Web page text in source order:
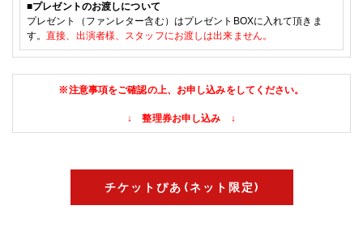
■プレゼントのお渡しについて
プレゼント（ファンレター含む）はプレゼントBOXに入れて頂きま
す。直接、出演者様、スタッフにお渡しは出来ません。
※注意事項をご確認の上、お申し込みをしてください。
↓ 整理券お申し込み ↓
チケットぴあ(ネット限定)